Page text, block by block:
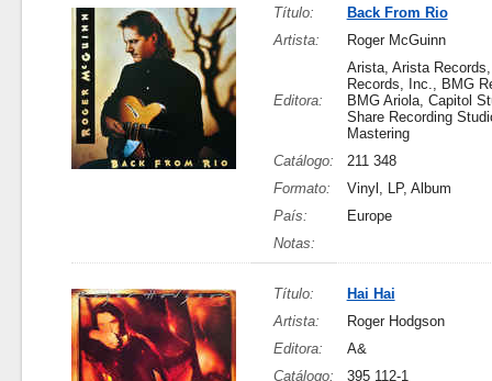
Título:
Back From Rio
Artista:
Roger McGuinn
Editora:
Arista, Arista
Records, Inc., BMG
BMG Ariola, Capitol
Share Recording
Mastering
Catálogo:
211 348
Formato:
Vinyl, LP, Album
País:
Europe
Notas:
Título:
Hai Hai
Artista:
Roger Hodgson
Editora:
A&
Catálogo:
395 112-1